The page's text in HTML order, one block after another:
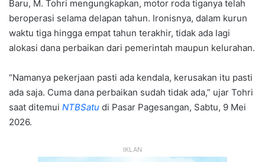
Baru, M. Tohri mengungkapkan, motor roda tiganya telah
beroperasi selama delapan tahun. Ironisnya, dalam kurun
waktu tiga hingga empat tahun terakhir, tidak ada lagi
alokasi dana perbaikan dari pemerintah maupun kelurahan.
“Namanya pekerjaan pasti ada kendala, kerusakan itu pasti
ada saja. Cuma dana perbaikan sudah tidak ada,” ujar Tohri
saat ditemui NTBSatu di Pasar Pagesangan, Sabtu, 9 Mei
2026.
IKLAN